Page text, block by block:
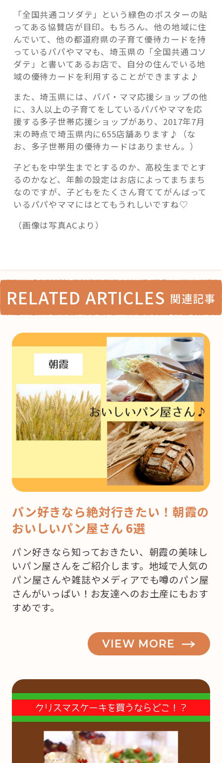
「全国共通コソダテ」という緑色のポスターの貼
ってある協賛店が目印。もちろん、他の地域に住
んでいて、他の都道府県の子育て優待カードを持
っているパパやママも、埼玉県の「全国共通コソ
ダテ」と書いてあるお店で、自分の住んでいる地
域の優待カードを利用することができますよ♪
また、埼玉県には、パパ・ママ応援ショップの他
に、3人以上の子育てをしているパパやママを応
援する多子世帯応援ショップがあり、2017年7月
末の時点で埼玉県内に655店舗あります♪（な
お、多子世帯用の優待カードはありません。）
子どもを中学生までとするのか、高校生までとす
るのかなど、年齢の設定はお店によってまちまち
なのですが、子どもをたくさん育ててがんばって
いるパパやママにはとてもうれしいですね♡
（画像は写真ACより）
RELATED ARTICLES 関連記事
パン好きなら絶対行きたい！朝霞の
おいしいパン屋さん 6選
パン好きなら知っておきたい、朝霞の美味し
いパン屋さんをご紹介します。地域で人気の
パン屋さんや雑誌やメディアでも噂のパン屋
さんがいっぱい！お友達へのお土産にもおす
すめです。
VIEW MORE